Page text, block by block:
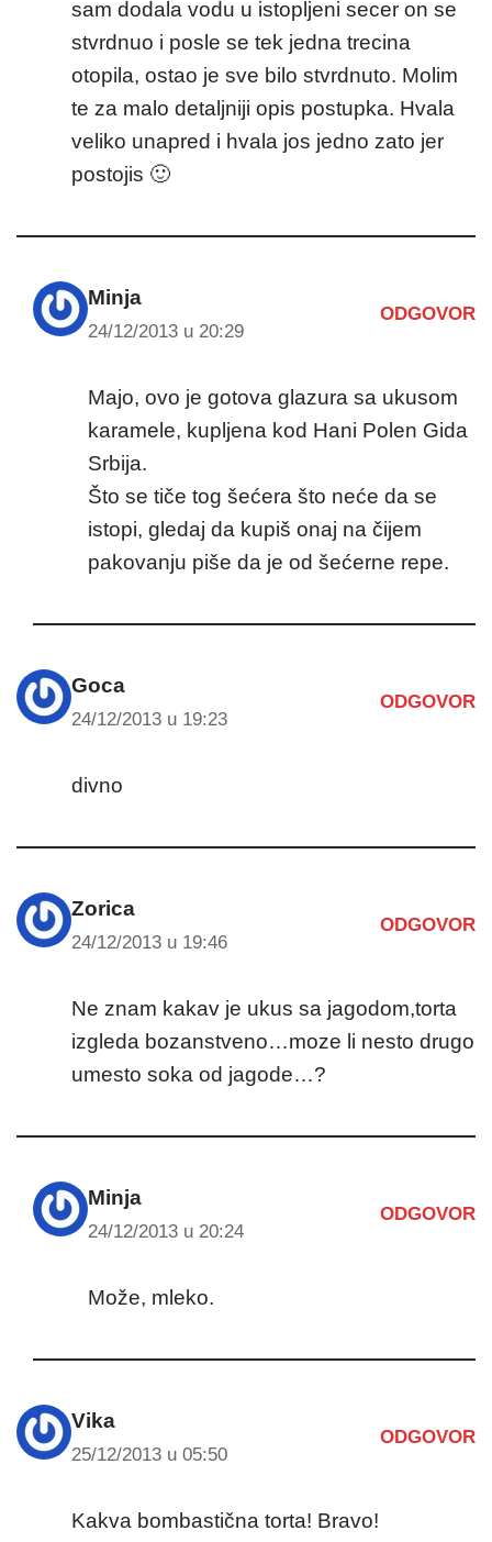
sam dodala vodu u istopljeni secer on se
stvrdnuo i posle se tek jedna trecina
otopila, ostao je sve bilo stvrdnuto. Molim
te za malo detaljniji opis postupka. Hvala
veliko unapred i hvala jos jedno zato jer
postojis 🙂
Minja
24/12/2013 u 20:29
ODGOVOR
Majo, ovo je gotova glazura sa ukusom
karamele, kupljena kod Hani Polen Gida
Srbija.
Što se tiče tog šećera što neće da se
istopi, gledaj da kupiš onaj na čijem
pakovanju piše da je od šećerne repe.
Goca
24/12/2013 u 19:23
ODGOVOR
divno
Zorica
24/12/2013 u 19:46
ODGOVOR
Ne znam kakav je ukus sa jagodom,torta
izgleda bozanstveno…moze li nesto drugo
umesto soka od jagode…?
Minja
24/12/2013 u 20:24
ODGOVOR
Može, mleko.
Vika
25/12/2013 u 05:50
ODGOVOR
Kakva bombastična torta! Bravo!